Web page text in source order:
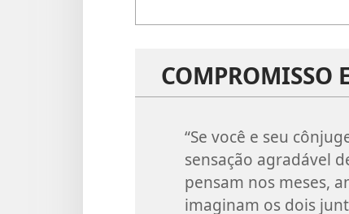
COMPROMISSO
“Se você e seu
sensação agradável
pensam nos meses,
imaginam os dois